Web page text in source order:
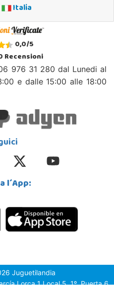
Italia
0,0/5
Recensioni
976 31 280 dal Lunedi al
e dalle 15:00 alle 18:00
l´App:
Juguetilandia
Lorca 1 Local 5, 1º, Puerta 6,